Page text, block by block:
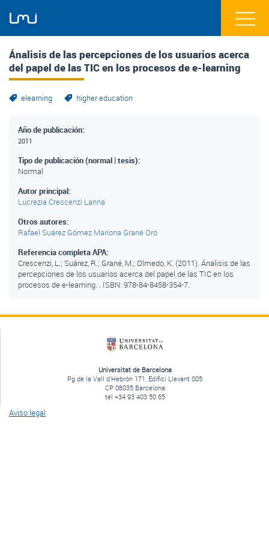
Ánalisis de las percepciones de los usuarios acerca
del papel de las TIC en los procesos de e-learning
elearning higher education
Año de publicación:
2011
Tipo de publicación (normal | tesis):
Normal
Autor principal:
Lucrezia Crescenzi Lanna
Otros autores:
Rafael Suárez Gómez Mariona Grané Oró
Referencia completa APA:
Crescenzi, L.; Suárez, R.; Grané, M.; Olmedo, K. (2011). Ánalisis de las
percepciones de los usuarios acerca del papel de las TIC en los
procesos de e-learning. . ISBN: 978-84-8458-354-7.
Universitat de Barcelona
Pg de la Vall d'Hebrón 171, Edifici Llevant 005
CP 08035 Barcelona
tel +34 93 403 50 65
Aviso legal